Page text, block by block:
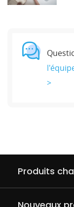
>
Produits